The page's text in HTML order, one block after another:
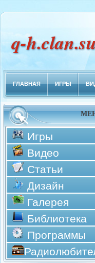
q-
ГЛАВНАЯ ИГРЫ
Игры
Видео
Статьи
Дизайн
Галерея
Библиотека
Программы